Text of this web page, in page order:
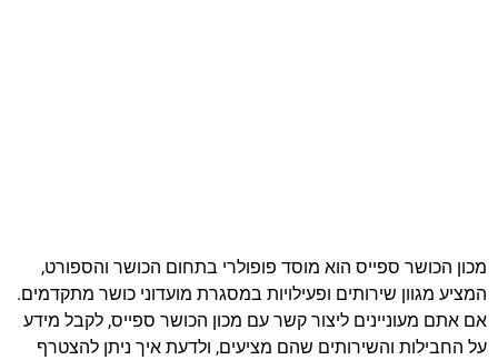
מכון הכושר ספייס הוא מוסד פופולרי בתחום הכושר והספורט,
המציע מגוון שירותים ופעילויות במסגרת מועדוני כושר מתקדמים.
אם אתם מעוניינים ליצור קשר עם מכון הכושר ספייס, לקבל מידע
על החבילות והשירותים שהם מציעים, ולדעת איך ניתן להצטרף